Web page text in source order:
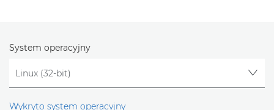
System operacyjny
Wykryto system operacyjny